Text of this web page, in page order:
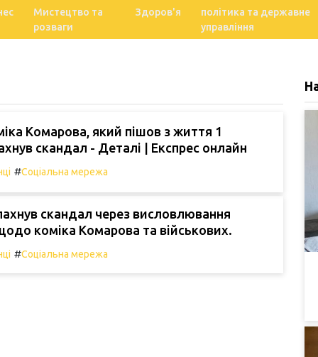
Мистецтво та
розваги
Здоров'я
політика та державне
управління
Комарова, який пішов з життя 1
скандал - Деталі | Експрес онлайн
#Соціальна мережа
скандал через висловлювання
коміка Комарова та військових.
#Соціальна мережа